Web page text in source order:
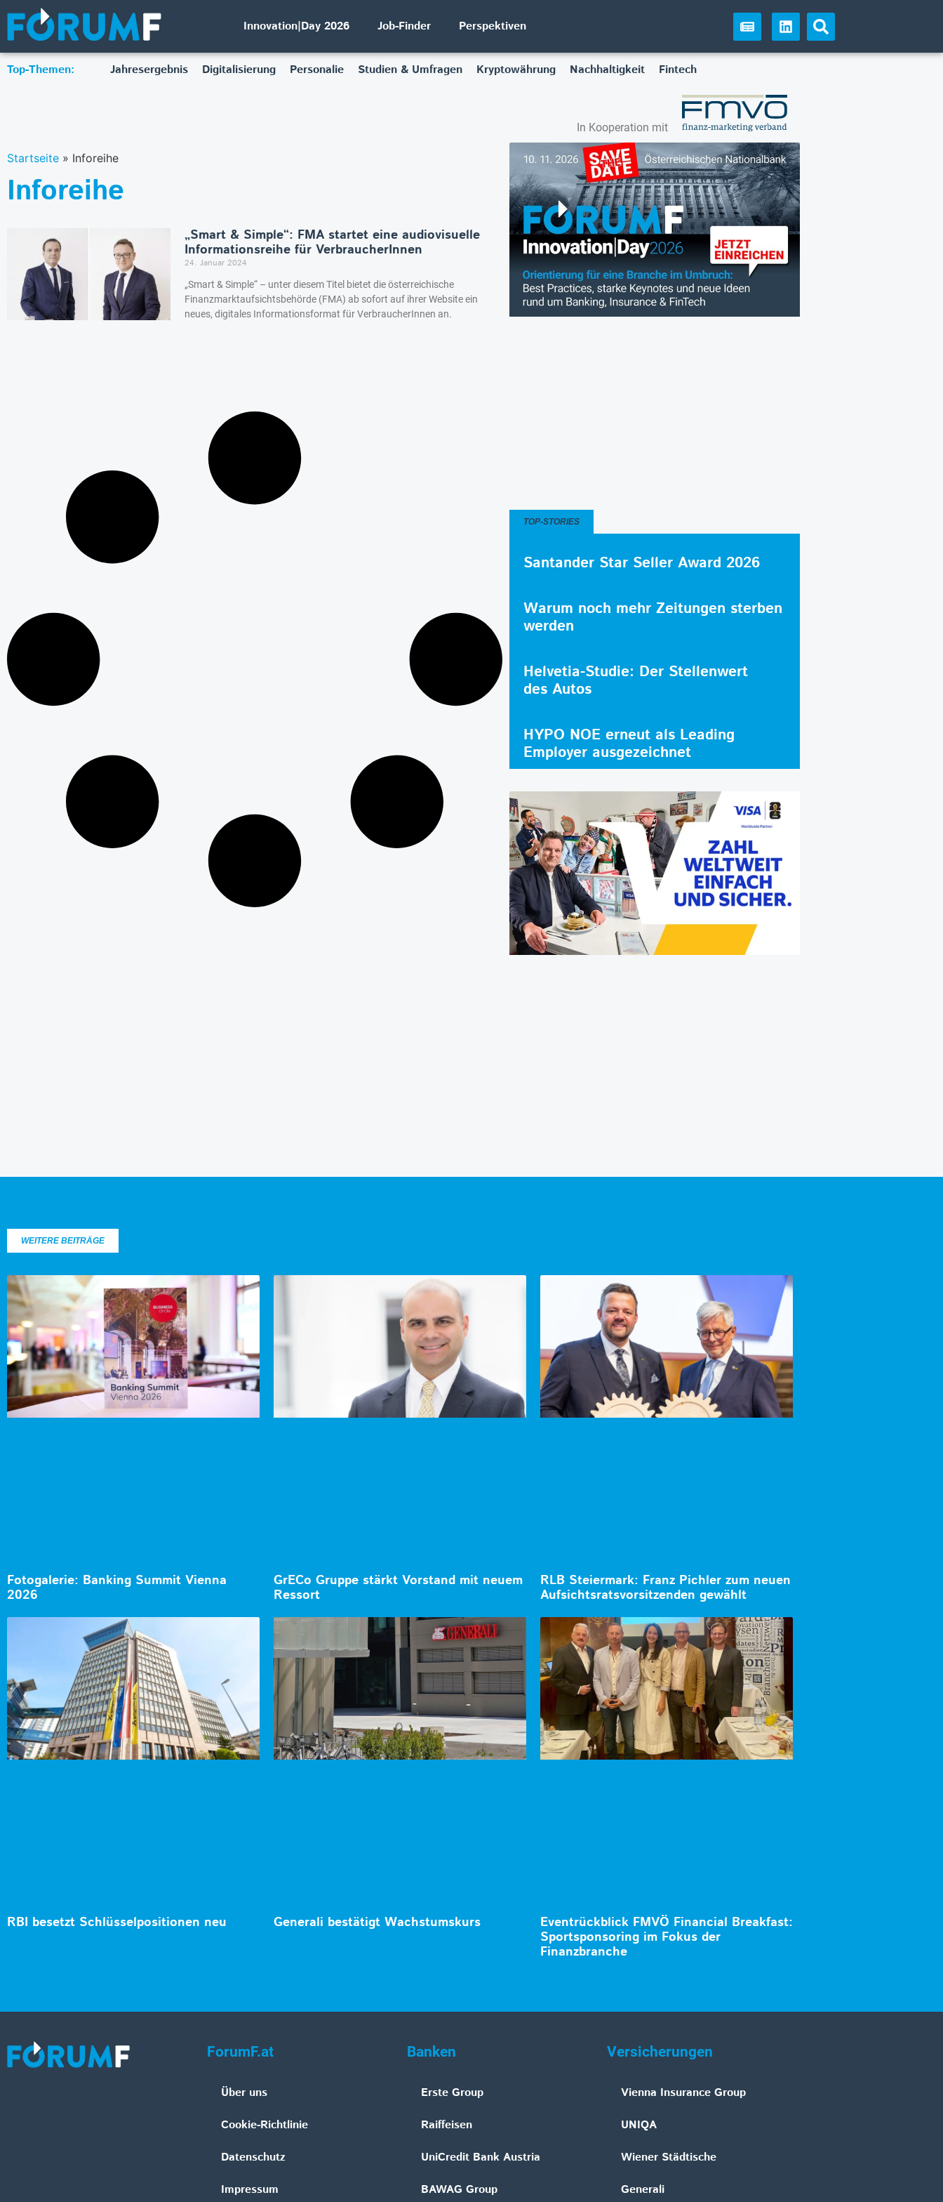
Innovation|Day 2026 Job-Finder Perspektiven
Top-Themen: Jahresergebnis Digitalisierung Personalie Studien & Umfragen Kryptowährung Nachhaltigkeit Fintech
In Kooperation mit
Startseite » Inforeihe
Inforeihe
„Smart & Simple“: FMA startet eine audiovisuelle
Informationsreihe für VerbraucherInnen
24. Januar 2024
„Smart & Simple“ – unter diesem Titel bietet die österreichische
Finanzmarktaufsichtsbehörde (FMA) ab sofort auf ihrer Website ein
neues, digitales Informationsformat für VerbraucherInnen an.
TOP-STORIES
Santander Star Seller Award 2026
Warum noch mehr Zeitungen sterben
werden
Helvetia-Studie: Der Stellenwert
des Autos
HYPO NOE erneut als Leading
Employer ausgezeichnet
WEITERE BEITRÄGE
Fotogalerie: Banking Summit Vienna
2026
GrECo Gruppe stärkt Vorstand mit neuem
Ressort
RLB Steiermark: Franz Pichler zum neuen
Aufsichtsratsvorsitzenden gewählt
RBI besetzt Schlüsselpositionen neu Generali bestätigt Wachstumskurs
Eventrückblick FMVÖ Financial Breakfast:
Sportsponsoring im Fokus der
Finanzbranche
ForumF.at
Über uns
Cookie-Richtlinie
Datenschutz
Impressum
Banken
Erste Group
Raiffeisen
UniCredit Bank Austria
BAWAG Group
Versicherungen
Vienna Insurance Group
UNIQA
Wiener Städtische
Generali